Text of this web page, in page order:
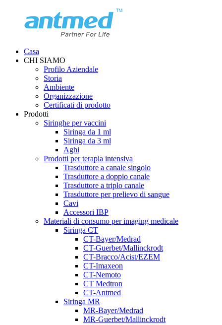
Casa
CHI SIAMO
Profilo Aziendale
Storia
Ambiente
Organizzazione
Certificati di prodotto
Prodotti
Siringhe per vaccini
Siringa da 1 ml
Siringa da 3 ml
Aghi
Prodotti per terapia intensiva
Trasduttore a canale singolo
Trasduttore a doppio canale
Trasduttore a triplo canale
Trasduttore per prelievo di sangue
Cavi
Accessori IBP
Materiali di consumo per imaging medicale
Siringa CT
CT-Bayer/Medrad
CT-Guerbet/Mallinckrodt
CT-Bracco/Acist/EZEM
CT-Imaxeon
CT-Nemoto
CT Medtron
CT-Antmed
Siringa MR
MR-Bayer/Medrad
MR-Guerbet/Mallinckrodt